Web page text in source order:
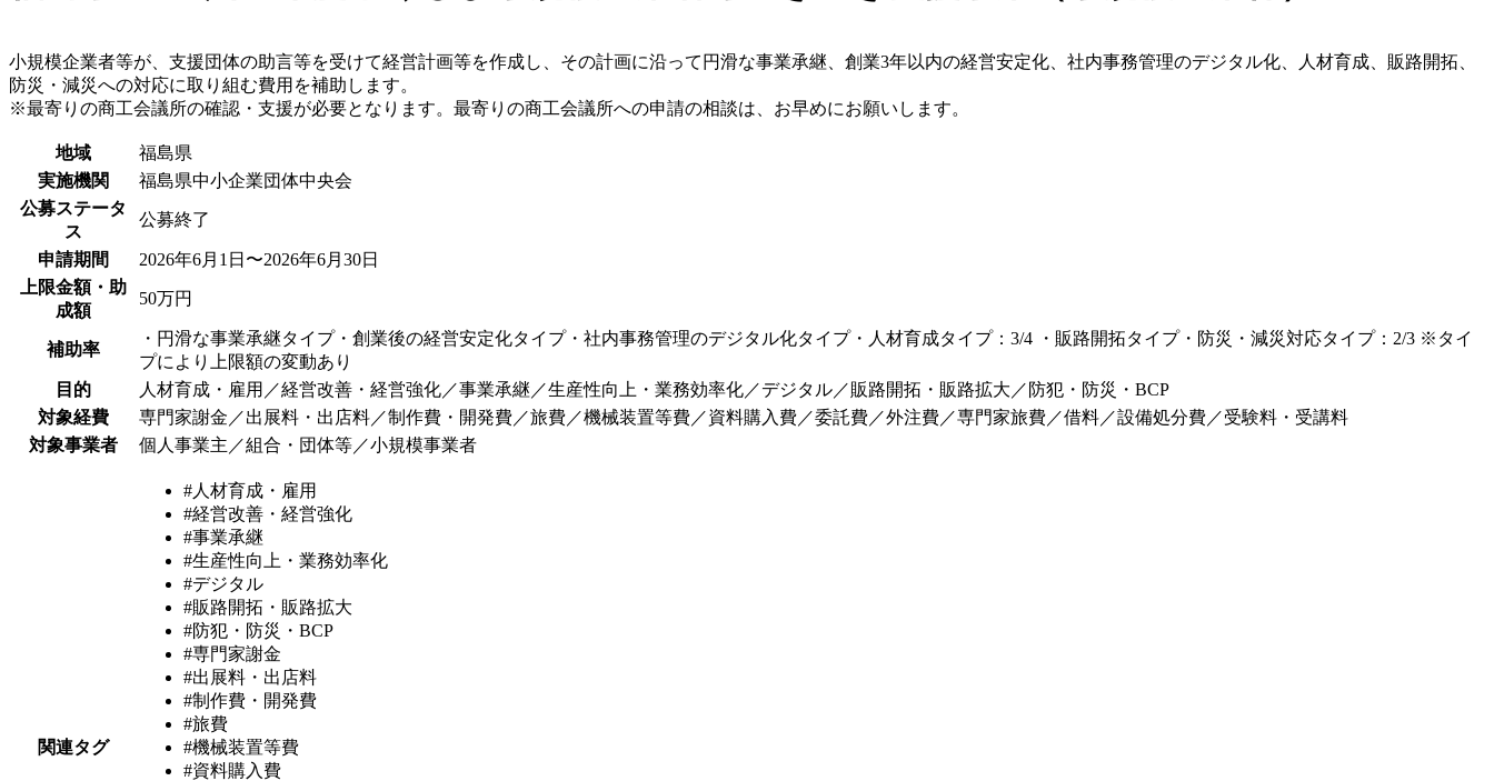
小規模企業者等が、支援団体の助言等を受けて経営計画等を作成し、その計画に沿って円滑な事業承継、創業3年以内の経営安定化、社内事務管理のデジタル化、人材育成、販路開拓、
防災・減災への対応に取り組む費用を補助します。
※最寄りの商工会議所の確認・支援が必要となります。最寄りの商工会議所への申請の相談は、お早めにお願いします。
地域
福島県
実施機関
福島県中小企業団体中央会
公募ステータ
ス
公募終了
申請期間
2026年6月1日〜2026年6月30日
上限金額・助
成額
50万円
補助率
・円滑な事業承継タイプ・創業後の経営安定化タイプ・社内事務管理のデジタル化タイプ・人材育成タイプ：3/4 ・販路開拓タイプ・防災・減災対応タイプ：2/3 ※タイ
プにより上限額の変動あり
目的
人材育成・雇用／経営改善・経営強化／事業承継／生産性向上・業務効率化／デジタル／販路開拓・販路拡大／防犯・防災・BCP
対象経費
専門家謝金／出展料・出店料／制作費・開発費／旅費／機械装置等費／資料購入費／委託費／外注費／専門家旅費／借料／設備処分費／受験料・受講料
対象事業者
個人事業主／組合・団体等／小規模事業者
関連タグ
#人材育成・雇用
#経営改善・経営強化
#事業承継
#生産性向上・業務効率化
#デジタル
#販路開拓・販路拡大
#防犯・防災・BCP
#専門家謝金
#出展料・出店料
#制作費・開発費
#旅費
#機械装置等費
#資料購入費